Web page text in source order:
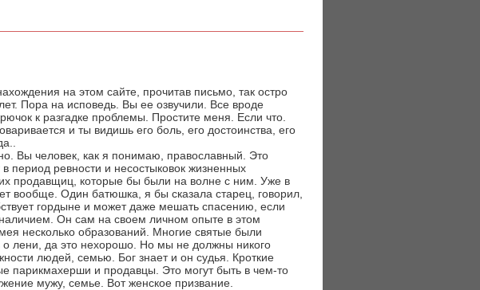
на этом сайте, прочитав письмо, так остро
Пора на исповедь. Вы ее озвучили. Все вроде
к разгадке проблемы. Простите меня. Если что.
и ты видишь его боль, его достоинства, его
Вы человек, как я понимаю, православный. Это
период ревности и несостыковок жизненных
продавщиц, которые бы были на волне с ним. Уже в
вообще. Один батюшка, я бы сказала старец, говорил,
гордыне и может даже мешать спасению, если
наличием. Он сам на своем личном опыте в этом
несколько образований. Многие святые были
о лени, да это нехорошо. Но мы не должны никого
людей, семью. Бог знает и он судья. Кроткие
парикмахерши и продавцы. Это могут быть в чем-то
мужу, семье. Вот женское призвание.